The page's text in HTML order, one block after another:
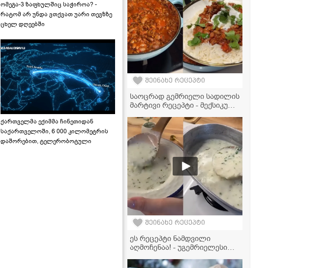
ომეგა-3 ზაფხულშიც საჭიროა? -
რატომ არ უნდა ვთქვათ უარი თევზზე
ცხელ დღეებში
ქართველმა ექიმმა ჩინეთიდან
საქართველოში, 6 000 კილომეტრის
დაშორებით, ტელერობოტული
შეინახე რეცეპტი
საოცრად გემრიელი სადილის
მარტივი რეცეპტი - მექსიკური
ყველას შეუყვარდება!
შეინახე რეცეპტი
ეს რეცეპტი ნამდვილი
აღმოჩენაა! - უგემრიელესი